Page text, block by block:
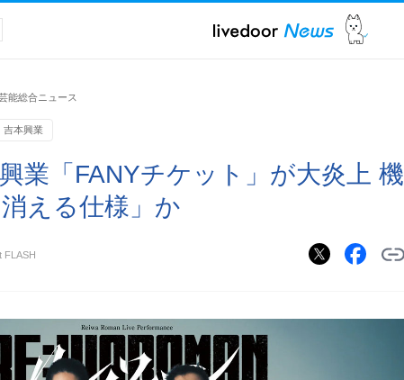
能総合ニュース
吉本興業
興業「FANYチケット」が大炎上 機
える仕様」か
FLASH